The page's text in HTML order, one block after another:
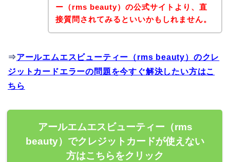
ー（rms beauty）の公式サイトより、直
接質問されてみるといいかもしれません。
⇒アールエムエスビューティー（rms beauty）のクレ
ジットカードエラーの問題を今すぐ解決したい方はこ
ちら
アールエムエスビューティー（rms
beauty）でクレジットカードが使えない
方はこちらをクリック